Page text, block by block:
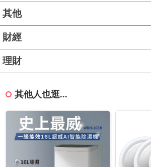
其他
財經
理財
其他人也逛...